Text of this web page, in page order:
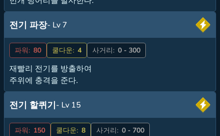
전기 파장- Lv 7
파워: 80 쿨다운: 4 사거리: 0 - 300
재빨리 전기를 방출하여
주위에 충격을 준다.
전기 할퀴기- Lv 15
파워: 150 쿨다운: 8 사거리: 0 - 700